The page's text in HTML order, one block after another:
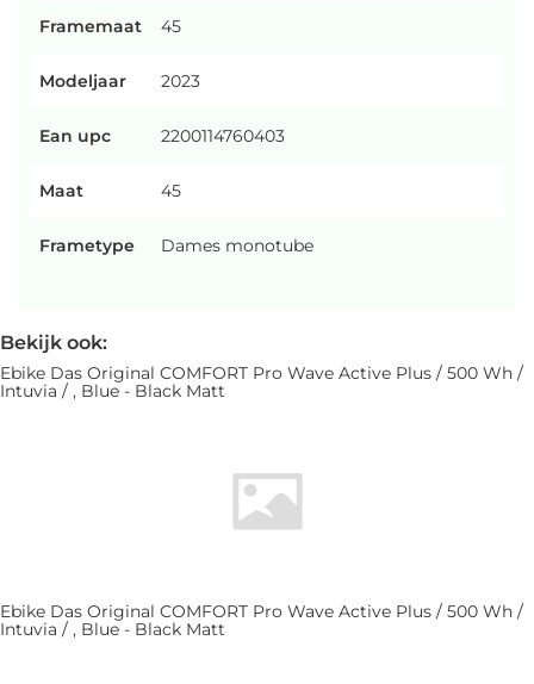
Framemaat 45
Modeljaar 2023
Ean upc 2200114760403
Maat 45
Frametype Dames monotube
Bekijk ook:
Ebike Das Original COMFORT Pro Wave Active Plus / 500 Wh /
Intuvia / , Blue - Black Matt
Ebike Das Original COMFORT Pro Wave Active Plus / 500 Wh /
Intuvia / , Blue - Black Matt